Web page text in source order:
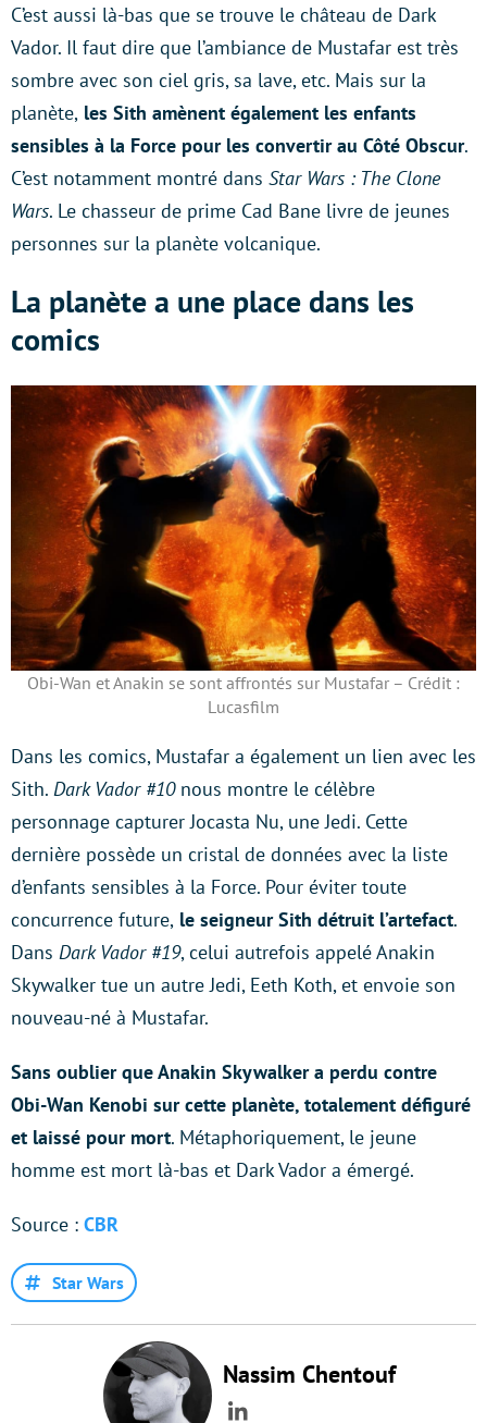
C’est aussi là-bas que se trouve le château de Dark
Vador. Il faut dire que l’ambiance de Mustafar est très
sombre avec son ciel gris, sa lave, etc. Mais sur la
planète, les Sith amènent également les enfants
sensibles à la Force pour les convertir au Côté Obscur.
C’est notamment montré dans Star Wars : The Clone
Wars. Le chasseur de prime Cad Bane livre de jeunes
personnes sur la planète volcanique.
La planète a une place dans les
comics
Obi-Wan et Anakin se sont affrontés sur Mustafar – Crédit :
Lucasfilm
Dans les comics, Mustafar a également un lien avec les
Sith. Dark Vador #10nous montre le célèbre
personnage capturer Jocasta Nu, une Jedi. Cette
dernière possède un cristal de données avec la liste
d’enfants sensibles à la Force. Pour éviter toute
concurrence future, le seigneur Sith détruit l’artefact.
Dans Dark Vador #19, celui autrefois appelé Anakin
Skywalker tue un autre Jedi, Eeth Koth, et envoie son
nouveau-né à Mustafar.
Sans oublier que Anakin Skywalker a perdu contre
Obi-Wan Kenobi sur cette planète, totalement défiguré
et laissé pour mort. Métaphoriquement, le jeune
homme est mort là-bas et Dark Vador a émergé.
Source : CBR
Star Wars
Nassim Chentouf